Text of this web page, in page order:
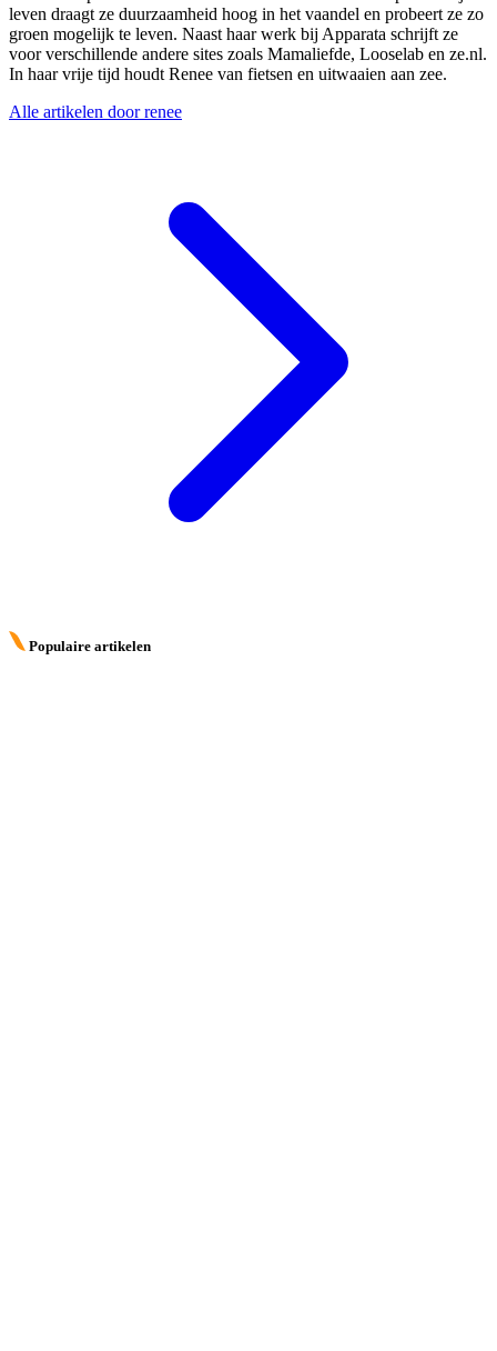
leven draagt ze duurzaamheid hoog in het vaandel en probeert ze zo
groen mogelijk te leven. Naast haar werk bij Apparata schrijft ze
voor verschillende andere sites zoals Mamaliefde, Looselab en ze.nl.
In haar vrije tijd houdt Renee van fietsen en uitwaaien aan zee.
Alle artikelen door renee
Populaire artikelen